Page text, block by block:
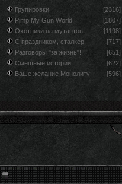
Групировки
[2316]
Pimp My Gun World
[1807]
Охотники на мутантов
[1198]
С праздником, сталкер!
[717]
Разговоры "за жизнь"!
[651]
Смешные истории
[622]
Ваше желание Монолиту
[596]